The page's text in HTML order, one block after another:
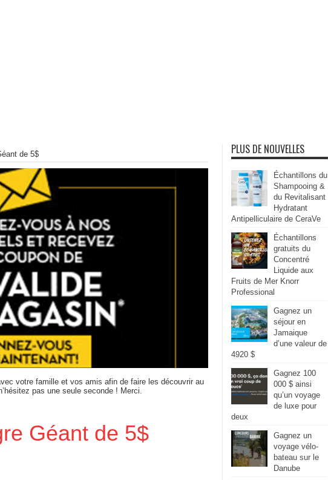
de 5$
votre famille et vos amis afin de faire les découvrir au
pas une seule seconde ! Merci.
Géant de 5$
PLUS DE NOUVELLES
Échantillons du
Shampooing &
du Revitalisant
Hydratant
Antipelliculaire de CeraVe
Échantillons
gratuits du
Concentré
Liquide aux
Fruits de Mer Knorr
Professional
Gagnez un
séjour en
Jamaique
d’une valeur de
4920 $
Gagnez 100
000 $ ainsi
qu’un voyage
de luxe pour
deux
Gagnez un
voyage vélo-
bateau sur le
Danube